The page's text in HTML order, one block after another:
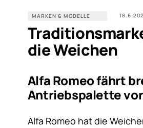
MARKEN & MODELLE
die Weichen
Alfa Romeo fährt
Antriebspalette vor
Alfa Romeo hat die